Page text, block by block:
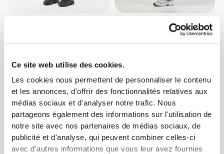
Ce site web utilise des cookies.
Les cookies nous permettent de personnaliser le contenu
et les annonces, d'offrir des fonctionnalités relatives aux
médias sociaux et d'analyser notre trafic. Nous
partageons également des informations sur l'utilisation de
notre site avec nos partenaires de médias sociaux, de
publicité et d'analyse, qui peuvent combiner celles-ci
avec d'autres informations que vous leur avez fournies
Elite
Pantalon pour Homme
Athleisure P